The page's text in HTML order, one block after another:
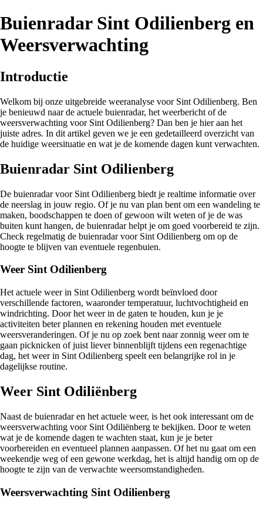
Buienradar Sint Odilienberg en
Weersverwachting
Introductie
Welkom bij onze uitgebreide weeranalyse voor Sint Odilienberg. Ben
je benieuwd naar de actuele buienradar, het weerbericht of de
weersverwachting voor Sint Odilienberg? Dan ben je hier aan het
juiste adres. In dit artikel geven we je een gedetailleerd overzicht van
de huidige weersituatie en wat je de komende dagen kunt verwachten.
Buienradar Sint Odilienberg
De buienradar voor Sint Odilienberg biedt je realtime informatie over
de neerslag in jouw regio. Of je nu van plan bent om een wandeling te
maken, boodschappen te doen of gewoon wilt weten of je de was
buiten kunt hangen, de buienradar helpt je om goed voorbereid te zijn.
Check regelmatig de buienradar voor Sint Odilienberg om op de
hoogte te blijven van eventuele regenbuien.
Weer Sint Odilienberg
Het actuele weer in Sint Odilienberg wordt beïnvloed door
verschillende factoren, waaronder temperatuur, luchtvochtigheid en
windrichting. Door het weer in de gaten te houden, kun je je
activiteiten beter plannen en rekening houden met eventuele
weersveranderingen. Of je nu op zoek bent naar zonnig weer om te
gaan picknicken of juist liever binnenblijft tijdens een regenachtige
dag, het weer in Sint Odilienberg speelt een belangrijke rol in je
dagelijkse routine.
Weer Sint Odiliënberg
Naast de buienradar en het actuele weer, is het ook interessant om de
weersverwachting voor Sint Odiliënberg te bekijken. Door te weten
wat je de komende dagen te wachten staat, kun je je beter
voorbereiden en eventueel plannen aanpassen. Of het nu gaat om een
weekendje weg of een gewone werkdag, het is altijd handig om op de
hoogte te zijn van de verwachte weersomstandigheden.
Weersverwachting Sint Odilienberg